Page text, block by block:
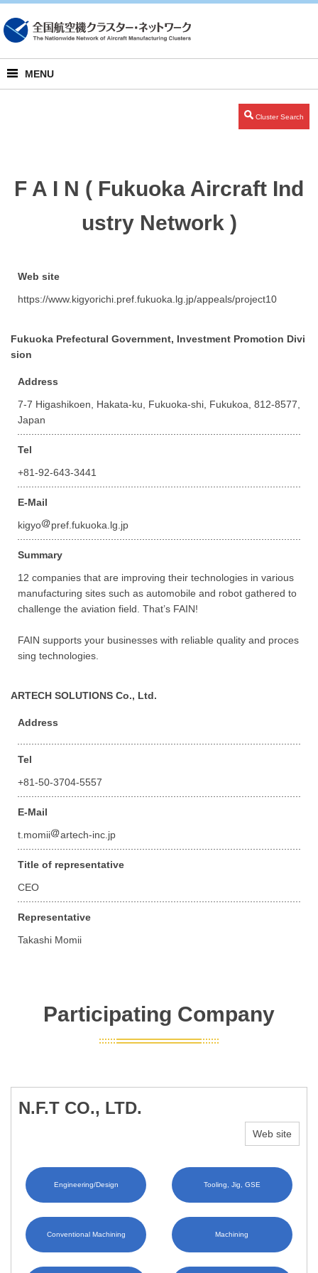
MENU
Cluster Search
F A I N ( Fukuoka Aircraft Ind
ustry Network )
Web site
https://www.kigyorichi.pref.fukuoka.lg.jp/appeals/project10
Fukuoka Prefectural Government, Investment Promotion Divi
sion
Address
7-7 Higashikoen, Hakata-ku, Fukuoka-shi, Fukukoa, 812-8577,
Japan
Tel
+81-92-643-3441
E-Mail
kigyo
pref.fukuoka.lg.jp
Summary
12 companies that are improving their technologies in various
manufacturing sites such as automobile and robot gathered to
challenge the aviation field. That’s FAIN!
FAIN supports your businesses with reliable quality and proces
sing technologies.
ARTECH SOLUTIONS Co., Ltd.
Address
Tel
+81-50-3704-5557
E-Mail
t.momii
artech-inc.jp
Title of representative
CEO
Representative
Takashi Momii
Participating Company
N.F.T CO., LTD.
Web site
Engineering/Design Tooling, Jig, GSE
Conventional Machining Machining